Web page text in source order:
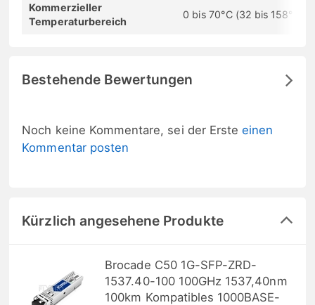
Kommerzieller
Temperaturbereich
0 bis 70°C (32 bis 158°F)
Bestehende Bewertungen
Noch keine Kommentare, sei der Ersteeinen
Kommentar posten
Kürzlich angesehene Produkte
Brocade C50 1G-SFP-ZRD-
1537.40-100 100GHz 1537,40nm
100km Kompatibles 1000BASE-